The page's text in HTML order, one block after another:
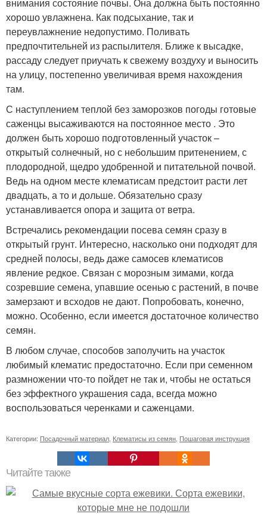
хорошо увлажнена. Как подсыхание, так и
переувлажнение недопустимо. Поливать
предпочтительней из распылителя. Ближе к высадке,
рассаду следует приучать к свежему воздуху и выносить
на улицу, постепенно увеличивая время нахождения
там.
С наступлением теплой без заморозков погоды готовые
саженцы высаживаются на постоянное место . Это
должен быть хорошо подготовленный участок –
открытый солнечный, но с небольшим притенением, с
плодородной, щедро удобренной и питательной почвой.
Ведь на одном месте клематисам предстоит расти лет
двадцать, а то и дольше. Обязательно сразу
устанавливается опора и защита от ветра.
Встречались рекомендации посева семян сразу в
открытый грунт. Интересно, насколько они подходят для
средней полосы, ведь даже самосев клематисов
явление редкое. Связан с морозным зимами, когда
созревшие семена, упавшие осенью с растений, в почве
замерзают и всходов не дают. Попробовать, конечно,
можно. Особенно, если имеется достаточное количество
семян.
В любом случае, способов заполучить на участок
любимый клематис предостаточно. Если при семенном
размножении что-то пойдет не так и, чтобы не остаться
без эффектного украшения сада, всегда можно
воспользоваться черенками и саженцами.
Категории: Посадочный материал Клематисы из семян Пошаговая инструкция
Читайте также